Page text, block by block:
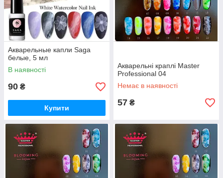
Акварельные капли Saga
белые, 5 мл
В наявності
90 ₴
Купити
Акварельні краплі Master
Professional 04
Немає в наявності
57 ₴